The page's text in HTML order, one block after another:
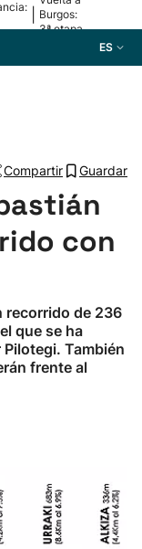
Burgos:
3ª etapa
ES
Compartir Guardar
con
recorrido de 236
que se ha
También
frente al